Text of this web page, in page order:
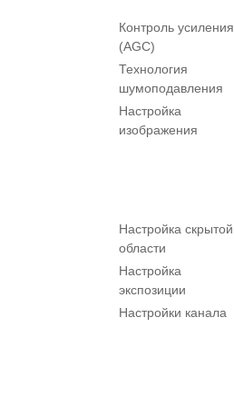
Контроль усиления
(AGC)
Технология
шумоподавления
Настройка
изображения
Настройка скрытой
области
Настройка
экспозиции
Настройки канала